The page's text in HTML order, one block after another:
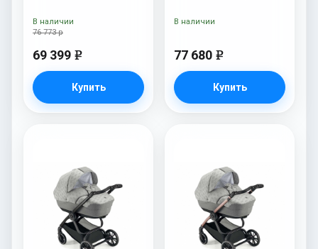
76 773 р
69 399 e
Купить
В наличии
77 680 e
Купить
В наличии